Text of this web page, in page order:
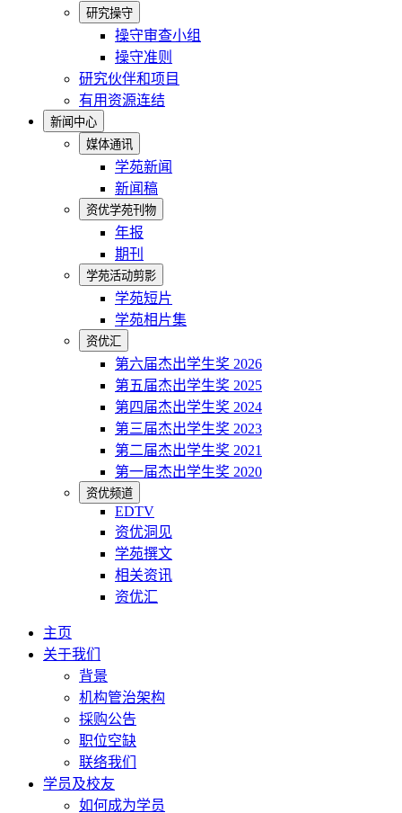
研究操守
操守审查小组
操守准则
研究伙伴和项目
有用资源连结
新闻中心
媒体通讯
学苑新闻
新闻稿
资优学苑刊物
年报
期刊
学苑活动剪影
学苑短片
学苑相片集
资优汇
第六届杰出学生奖 2026
第五届杰出学生奖 2025
第四届杰出学生奖 2024
第三届杰出学生奖 2023
第二届杰出学生奖 2021
第一届杰出学生奖 2020
资优频道
EDTV
资优洞见
学苑撰文
相关资讯
资优汇
主页
关于我们
背景
机构管治架构
採购公告
职位空缺
联络我们
学员及校友
如何成为学员